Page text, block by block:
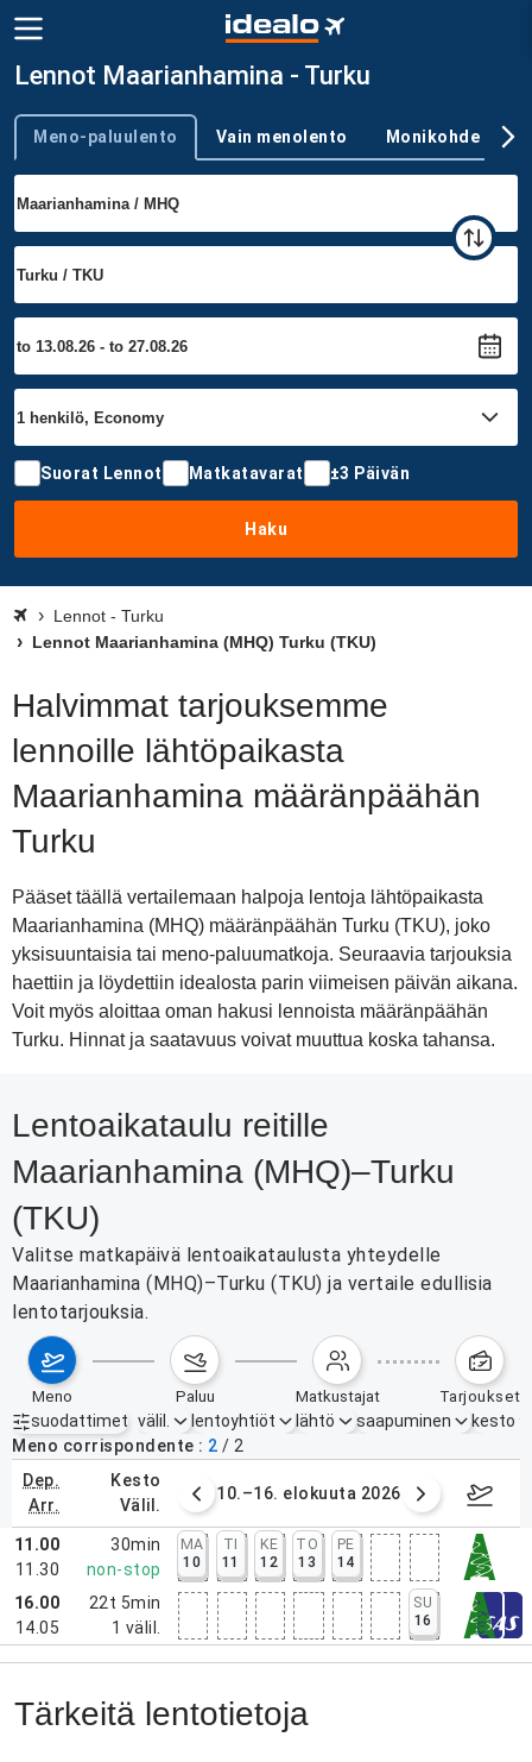
Lennot Maarianhamina - Turku
Trip type
Meno-paluulento Vain menolento Monikohde
Suorat Lennot Matkatavarat ±3 Päivän
Haku
Lennot - Turku
Lennot Maarianhamina (MHQ) Turku (TKU)
Halvimmat tarjouksemme
lennoille lähtöpaikasta
Maarianhamina määränpäähän
Turku
Pääset täällä vertailemaan halpoja lentoja lähtöpaikasta
Maarianhamina (MHQ) määränpäähän Turku (TKU), joko
yksisuuntaisia tai meno-paluumatkoja. Seuraavia tarjouksia
haettiin ja löydettiin idealosta parin viimeisen päivän aikana.
Voit myös aloittaa oman hakusi lennoista määränpäähän
Turku. Hinnat ja saatavuus voivat muuttua koska tahansa.
Lentoaikataulu reitille
Maarianhamina (MHQ)–Turku
(TKU)
Valitse matkapäivä lentoaikataulusta yhteydelle
Maarianhamina (MHQ)–Turku (TKU) ja vertaile edullisia
lentotarjouksia.
meno paluu matkustajat tarjoukset
suodattimet
Aktiiviset suodattimet ei mitään
välil. lentoyhtiöt lähtö saapuminen
kesto
Meno corrispondente
2 / 2
dep.
arr.
kesto
välil.
elokuuta 2026 10.–16. elokuuta 2026
11.00
11.30
30min
non-stop
MA
10
TI
11
KE
12
TO
13
PE
14
16.00
14.05
22t 5min
1 välil.
SU
16
Tärkeitä lentotietoja